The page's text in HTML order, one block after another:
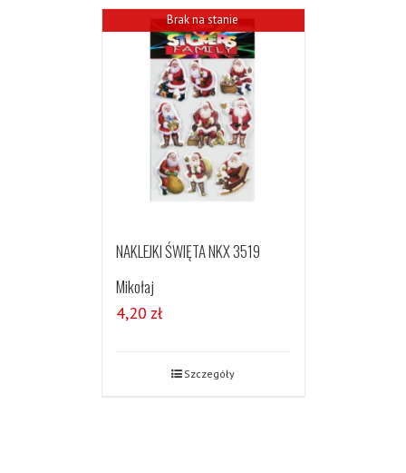
Brak na stanie
NAKLEJKI ŚWIĘTA NKX 3519
Mikołaj
4,20 zł
Szczegóły